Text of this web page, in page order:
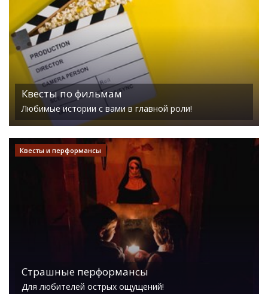
Квесты по фильмам
Любимые истории с вами в главной роли!
Квесты и перформансы
Страшные перформансы
Для любителей острых ощущений!